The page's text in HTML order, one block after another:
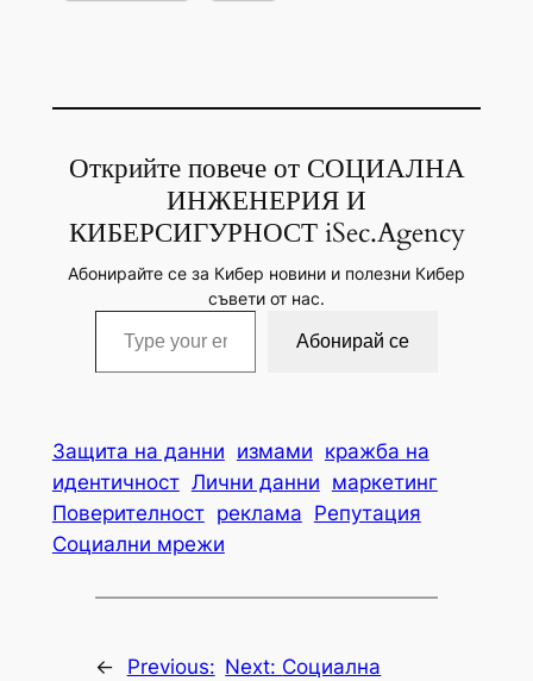
Открийте повече от СОЦИАЛНА
ИНЖЕНЕРИЯ И
КИБЕРСИГУРНОСТ iSec.Agency
Абонирайте се за Кибер новини и полезни Кибер
съвети от нас.
Type your email…
Абонирай се
Защита на данни измами кражба на
идентичност Лични данни маркетинг
Поверителност реклама Репутация
Социални мрежи
←
Previous: Next: Социална